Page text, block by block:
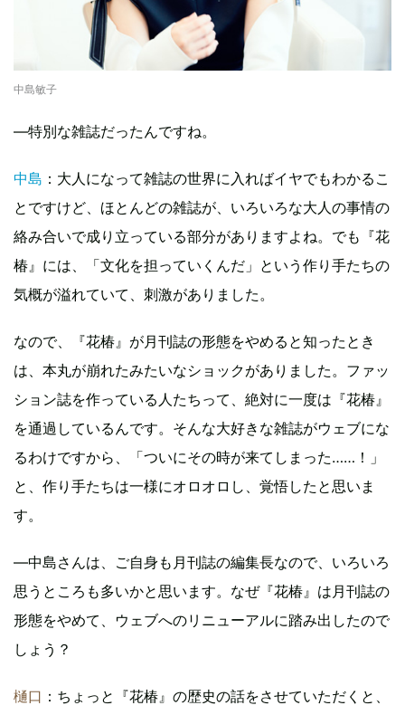
中島敏子
―特別な雑誌だったんですね。
中島 ：大人になって雑誌の世界に入ればイヤでもわかるこ
とですけど、ほとんどの雑誌が、いろいろな大人の事情の
絡み合いで成り立っている部分がありますよね。でも『花
椿』には、「文化を担っていくんだ」という作り手たちの
気概が溢れていて、刺激がありました。
なので、『花椿』が月刊誌の形態をやめると知ったとき
は、本丸が崩れたみたいなショックがありました。ファッ
ション誌を作っている人たちって、絶対に一度は『花椿』
を通過しているんです。そんな大好きな雑誌がウェブにな
るわけですから、「ついにその時が来てしまった……！」
と、作り手たちは一様にオロオロし、覚悟したと思いま
す。
―中島さんは、ご自身も月刊誌の編集長なので、いろいろ
思うところも多いかと思います。なぜ『花椿』は月刊誌の
形態をやめて、ウェブへのリニューアルに踏み出したので
しょう？
樋口 ：ちょっと『花椿』の歴史の話をさせていただくと、